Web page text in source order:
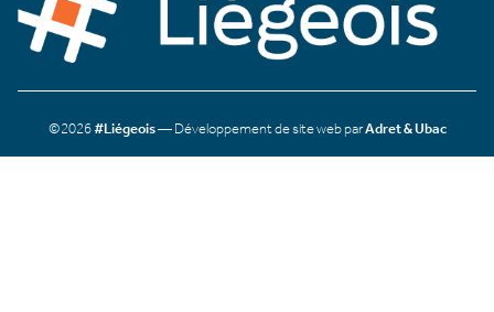
©2026#Liégeois— Développement de site web parAdret & Ubac